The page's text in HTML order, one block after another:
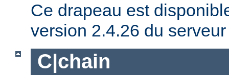
Ce drapeau est
version 2.4.26 du
C|chain